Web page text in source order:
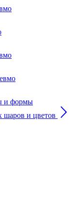
и формы
шаров и цветов